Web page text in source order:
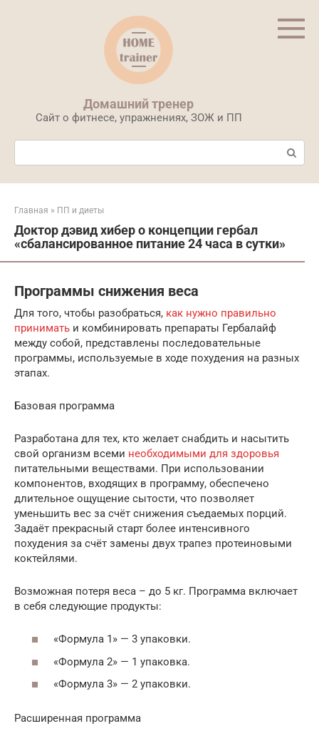
Домашний тренер
Сайт о фитнесе, упражнениях, ЗОЖ и ПП
Поиск:
Главная » ПП и диеты
Доктор дэвид хибер о концепции гербал
«сбалансированное питание 24 часа в сутки»
Программы снижения веса
Для того, чтобы разобраться, как нужно правильно
принимать и комбинировать препараты Гербалайф
между собой, представлены последовательные
программы, используемые в ходе похудения на разных
этапах.
Базовая программа
Разработана для тех, кто желает снабдить и насытить
свой организм всеми необходимыми для здоровья
питательными веществами. При использовании
компонентов, входящих в программу, обеспечено
длительное ощущение сытости, что позволяет
уменьшить вес за счёт снижения съедаемых порций.
Задаёт прекрасный старт более интенсивного
похудения за счёт замены двух трапез протеиновыми
коктейлями.
Возможная потеря веса – до 5 кг. Программа включает
в себя следующие продукты:
«Формула 1» — 3 упаковки.
«Формула 2» — 1 упаковка.
«Формула 3» — 2 упаковки.
Расширенная программа